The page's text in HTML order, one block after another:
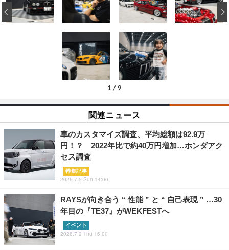
1 / 9
‹
関連ニュース
車のカスタマイズ調査、平均総額は92.9万
円！？ 2022年比で約40万円増加…ホンダアク
セス調査
特集記事
2026.7.5 Sun 14:00
RAYSが向き合う “ 性能 ” と “ 自己表現 ” …30
年目の『TE37』がWEKFESTへ
イベント
2026.7.2 Thu 16:00